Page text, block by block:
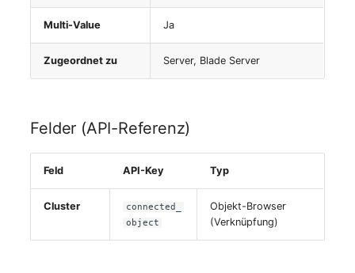
Replikationsobjekt
Router
Schrank
Server
Multi-Value Ja
Zugeordnet zu Server, Blade Server
Felder (API-Referenz)
Feld API-Key Typ
Cluster
connected_
object
Objekt-Browser
(Verknüpfung)